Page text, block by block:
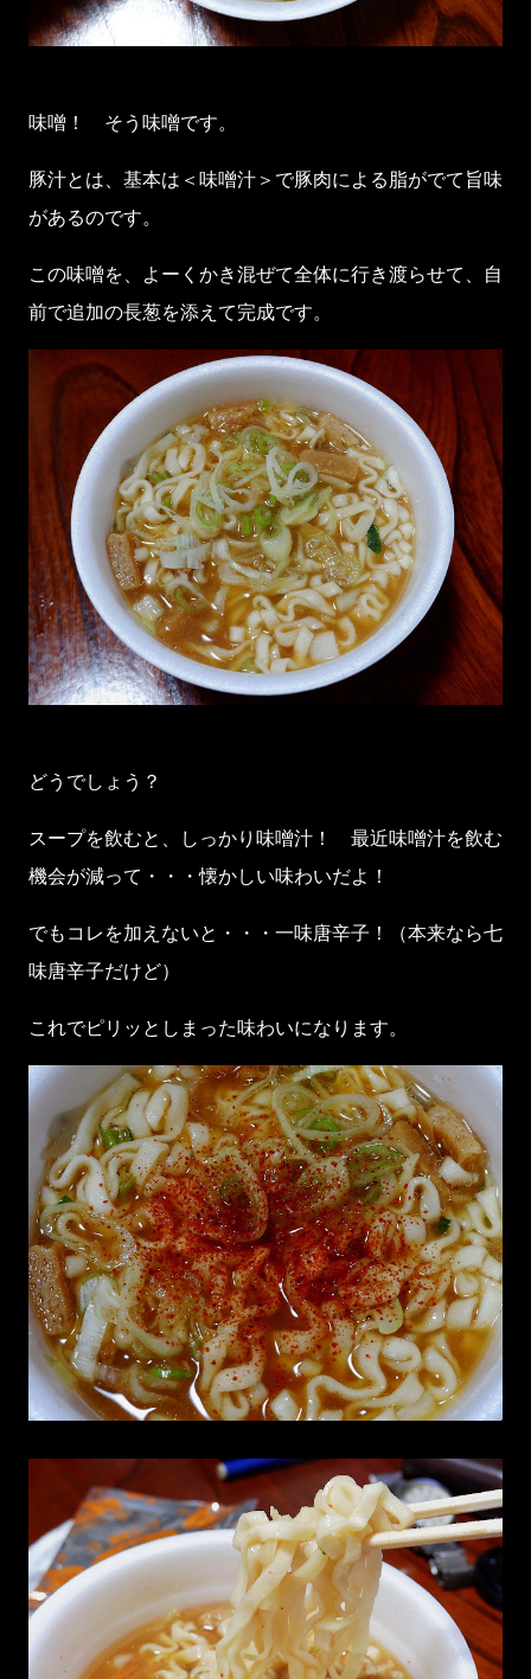
味噌！ そう味噌です。
豚汁とは、基本は＜味噌汁＞で豚肉による脂がでて旨味
があるのです。
この味噌を、よーくかき混ぜて全体に行き渡らせて、自
前で追加の長葱を添えて完成です。
どうでしょう？
スープを飲むと、しっかり味噌汁！ 最近味噌汁を飲む
機会が減って・・・懐かしい味わいだよ！
でもコレを加えないと・・・一味唐辛子！（本来なら七
味唐辛子だけど）
これでピリッとしまった味わいになります。